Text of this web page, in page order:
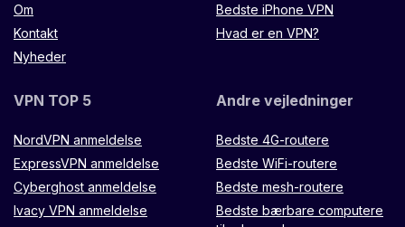
Om
Kontakt
Nyheder
Bedste iPhone VPN
Hvad er en VPN?
VPN TOP 5
NordVPN anmeldelse
ExpressVPN anmeldelse
Cyberghost anmeldelse
Ivacy VPN anmeldelse
Andre vejledninger
Bedste 4G-routere
Bedste WiFi-routere
Bedste mesh-routere
Bedste bærbare computere